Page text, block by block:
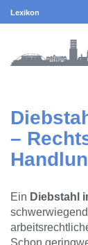
Lexikon
–
Ein Diebstahl